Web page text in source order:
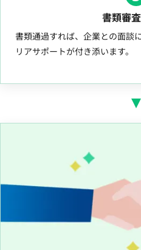
書類審
書類通過すれば、企業との面談
リアサポートが付き添います。